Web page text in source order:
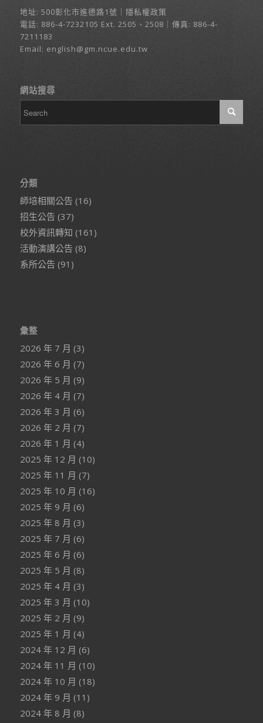
地址: 500彰化市進德路1號 ｜ 隱私權政策
電話: 886-4-7232105 Ext. 2505、2508｜傳真: 886-4-
7211183
Email: english@gm.ncue.edu.tw
網站搜尋
分類
師培相關公告 (16)
招生公告 (37)
校外資訊轉知 (161)
活動演講公告 (8)
系所公告 (91)
彙整
2026 年 7 月 (3)
2026 年 6 月 (7)
2026 年 5 月 (9)
2026 年 4 月 (7)
2026 年 3 月 (6)
2026 年 2 月 (7)
2026 年 1 月 (4)
2025 年 12 月 (10)
2025 年 11 月 (7)
2025 年 10 月 (16)
2025 年 9 月 (6)
2025 年 8 月 (3)
2025 年 7 月 (6)
2025 年 6 月 (6)
2025 年 5 月 (8)
2025 年 4 月 (3)
2025 年 3 月 (10)
2025 年 2 月 (9)
2025 年 1 月 (4)
2024 年 12 月 (6)
2024 年 11 月 (10)
2024 年 10 月 (18)
2024 年 9 月 (11)
2024 年 8 月 (8)